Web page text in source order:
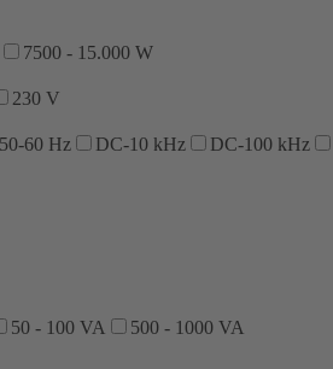
7500 - 15.000 W
230 V
50-60 Hz DC-10 kHz DC-100 kHz
50 - 100 VA
500 - 1000 VA